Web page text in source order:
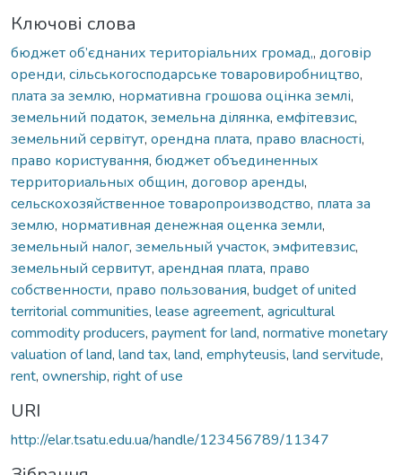
Ключові слова
бюджет об’єднаних територіальних громад,, договір
оренди, сільськогосподарське товаровиробництво,
плата за землю, нормативна грошова оцінка землі,
земельний податок, земельна ділянка, емфітевзис,
земельний сервітут, орендна плата, право власності,
право користування, бюджет объединенных
территориальных общин, договор аренды,
сельскохозяйственное товаропроизводство, плата за
землю, нормативная денежная оценка земли,
земельный налог, земельный участок, эмфитевзис,
земельный сервитут, арендная плата, право
собственности, право пользования, budget of united
territorial communities, lease agreement, agricultural
commodity producers, payment for land, normative monetary
valuation of land, land tax, land, emphyteusis, land servitude,
rent, ownership, right of use
URI
http://elar.tsatu.edu.ua/handle/123456789/11347